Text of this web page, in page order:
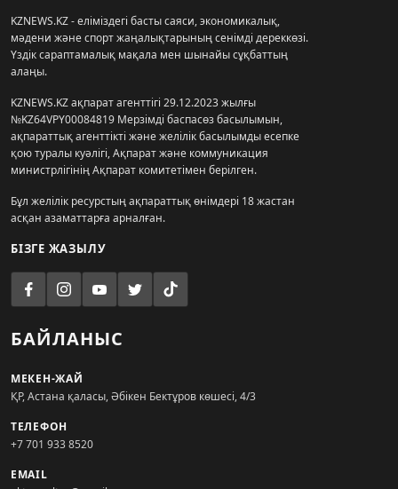
KZNEWS.KZ - еліміздегі басты саяси, экономикалық,
мәдени және спорт жаңалықтарының сенімді дереккөзі.
Үздік сараптамалық мақала мен шынайы сұқбаттың
алаңы.
KZNEWS.KZ ақпарат агенттігі 29.12.2023 жылғы
№KZ64VPY00084819 Мерзімді баспасөз басылымын,
ақпараттық агенттікті және желілік басылымды есепке
қою туралы куәлігі, Ақпарат және коммуникация
министрлігінің Ақпарат комитетімен берілген.
Бұл желілік ресурстың ақпараттық өнімдері 18 жастан
асқан азаматтарға арналған.
БІЗГЕ ЖАЗЫЛУ
БАЙЛАНЫС
МЕКЕН-ЖАЙ
ҚР, Астана қаласы, Әбікен Бектұров көшесі, 4/3
ТЕЛЕФОН
+7 701 933 8520
EMAIL